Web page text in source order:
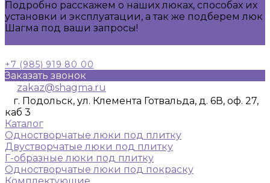
Подробно расскажем о наших люках, способах их
установки и эксплуатации, а так же подберем люк
Шагма под ваши запросы!
+7 (985) 919 80 00
Заказать звонок
zakaz@shagma.ru
г. Подольск, ул. Клемента Готвальда, д. 6В, оф. 27,
каб 3
Каталог
Одностворчатые люки под плитку
Двустворчатые люки под плитку
Г-образные люки под плитку
Одностворчатые люки под покраску